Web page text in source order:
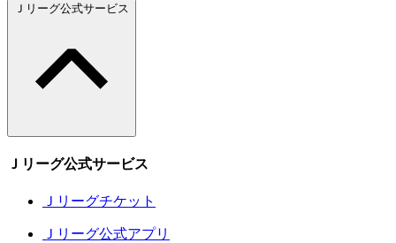
Ｊリーグ公式サービス
Ｊリーグ公式サービス
Ｊリーグチケット
Ｊリーグ公式アプリ